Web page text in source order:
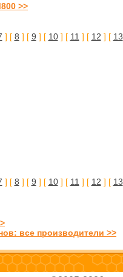
>>
] [ 8 ] [ 9 ] [ 10] [ 11 ] [ 12 ] [ 13
] [ 8 ] [ 9 ] [ 10] [ 11 ] [ 12 ] [ 13
все производители >>